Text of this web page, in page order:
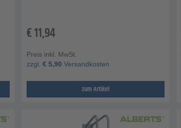
€11,94
Preis inkl. MwSt.
zzgl. € 5,90 Versandkosten
zum Artikel